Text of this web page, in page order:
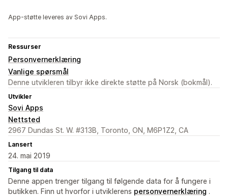
App-støtte leveres av Sovi Apps.
Ressurser
Personvernerklæring
Vanlige spørsmål
Denne utvikleren tilbyr ikke direkte støtte på Norsk (bokmål).
Utvikler
Sovi Apps
Nettsted
2967 Dundas St. W. #313B, Toronto, ON, M6P1Z2, CA
Lansert
24. mai 2019
Tilgang til data
Denne appen trenger tilgang til følgende data for å fungere i
butikken. Finn ut hvorfor i utviklerens personvernerklæring .